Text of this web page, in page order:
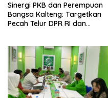
Sinergi PKB dan Perempuan
Bangsa Kalteng: Targetkan
Pecah Telur DPR RI dan